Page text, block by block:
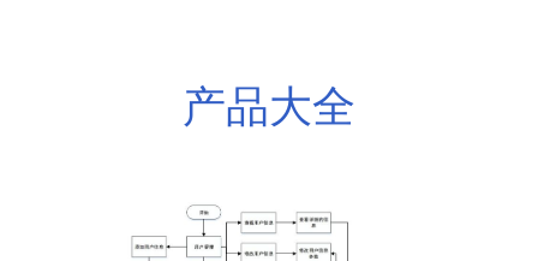
产品大全